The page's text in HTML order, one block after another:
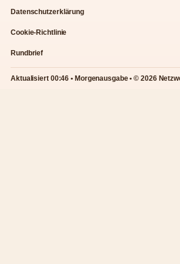
Datenschutzerklärung
Cookie-Richtlinie
Rundbrief
Aktualisiert 00:46 • Morgenausgabe • © 2026